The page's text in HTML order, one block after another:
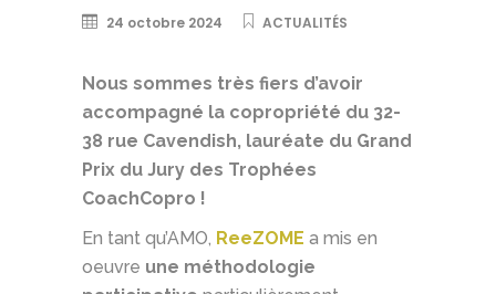
24 octobre 2024 ACTUALITÉS
Nous sommes très fiers d’avoir
accompagné la copropriété du 32-
38 rue Cavendish, lauréate du Grand
Prix du Jury des Trophées
CoachCopro !
En tant qu’AMO, ReeZOME a mis en
oeuvre une méthodologie